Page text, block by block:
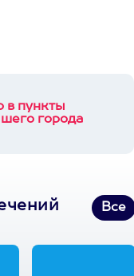
в пункты
города
Все